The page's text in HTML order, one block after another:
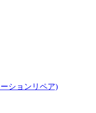
ションリペア)